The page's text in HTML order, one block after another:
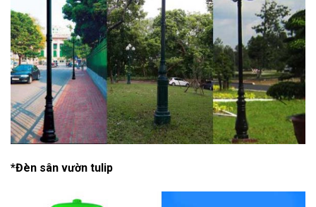
*Đèn sân vườn tulip